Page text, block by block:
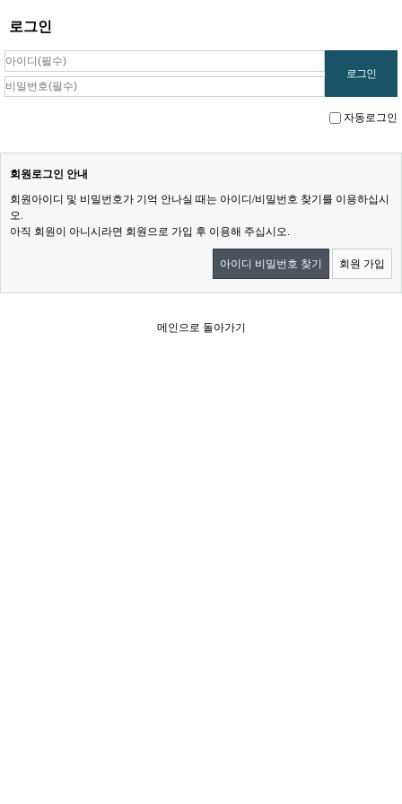
로그인
자동로그인
회원로그인 안내
회원아이디 및 비밀번호가 기억 안나실 때는 아이디/비밀번호 찾기를 이용하십시
오.
아직 회원이 아니시라면 회원으로 가입 후 이용해 주십시오.
아이디 비밀번호 찾기 회원 가입
메인으로 돌아가기